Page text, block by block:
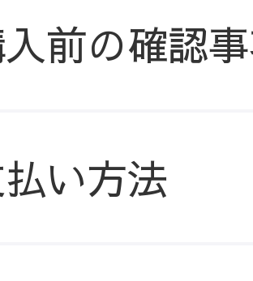
前の確認
い方法